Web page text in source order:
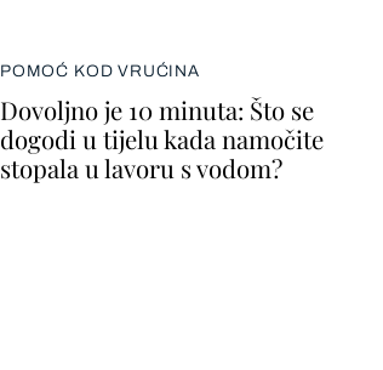
POMOĆ KOD VRUĆINA
Dovoljno je 10 minuta: Što se
dogodi u tijelu kada namočite
stopala u lavoru s vodom?